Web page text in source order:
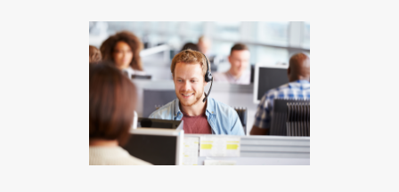
Student @Axactor
My Axactor
Contacto